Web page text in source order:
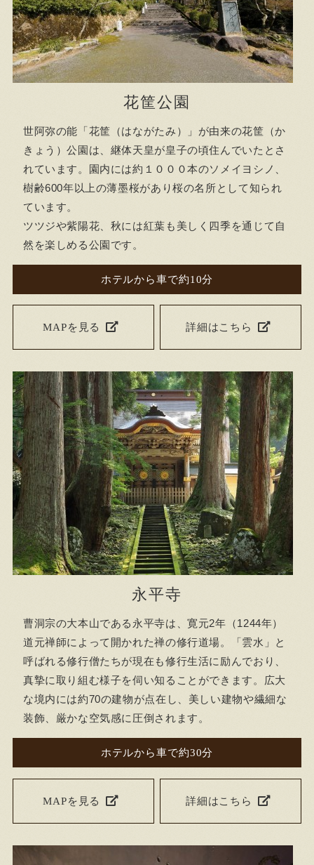
花筐公園
世阿弥の能「花筐（はながたみ）」が由来の花筐（か
きょう）公園は、継体天皇が皇子の頃住んでいたとさ
れています。園内には約１０００本のソメイヨシノ、
樹齢600年以上の薄墨桜があり桜の名所として知られ
ています。
ツツジや紫陽花、秋には紅葉も美しく四季を通じて自
然を楽しめる公園です。
ホテルから車で約10分
MAPを見る 詳細はこちら
永平寺
曹洞宗の大本山である永平寺は、寛元2年（1244年）
道元禅師によって開かれた禅の修行道場。「雲水」と
呼ばれる修行僧たちが現在も修行生活に励んでおり、
真摯に取り組む様子を伺い知ることができます。広大
な境内には約70の建物が点在し、美しい建物や繊細な
装飾、厳かな空気感に圧倒されます。
ホテルから車で約30分
MAPを見る 詳細はこちら